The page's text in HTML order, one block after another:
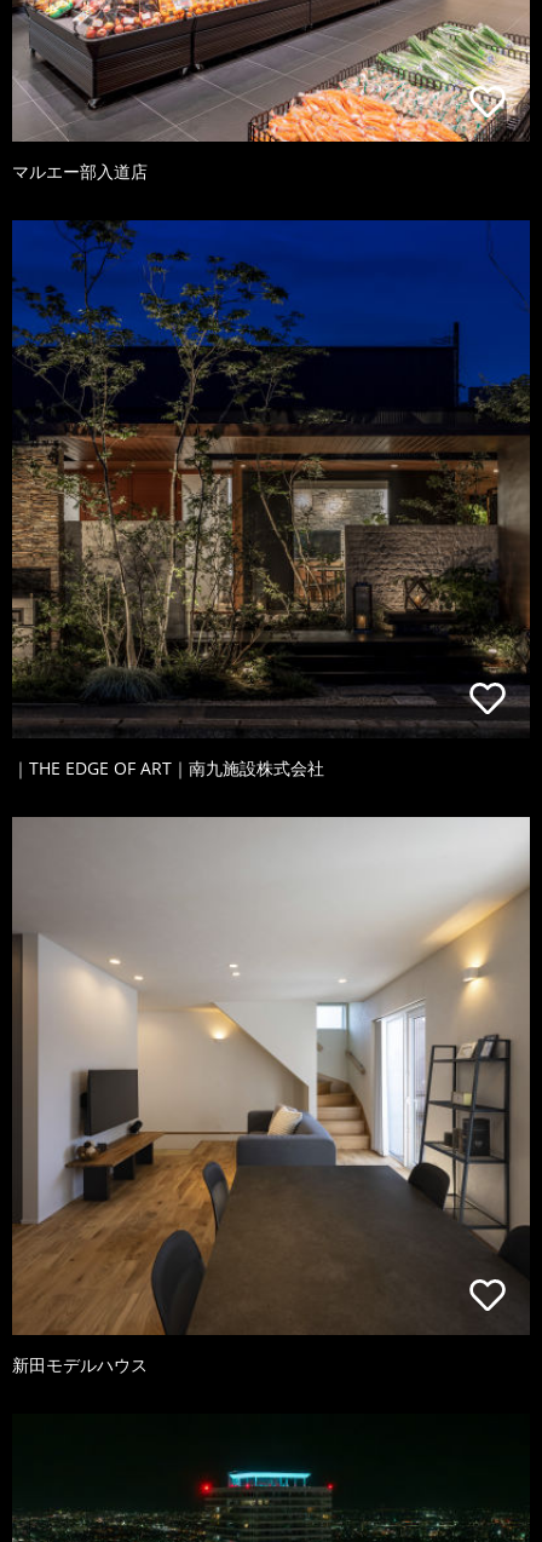
マルエー部入道店
｜THE EDGE OF ART｜南九施設株式会社
新田モデルハウス